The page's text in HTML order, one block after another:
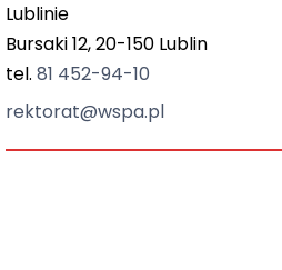
Lublinie
Bursaki 12, 20-150 Lublin
tel.81 452-94-10
rektorat@wspa.pl